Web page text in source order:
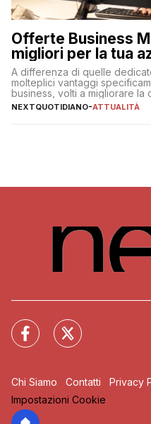
Offerte Business
migliori per la tua
A differenza di quelle
molteplici vantaggi
business, volti a migliorare la
degli utenti
NEXTQUOTIDIANO-ATTUALITÀ
Chi Siamo Contatti Privacy
Impostazioni Cookie